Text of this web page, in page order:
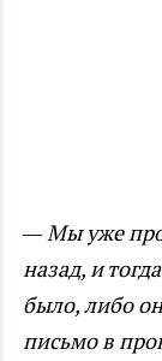
— Мы уже
назад, и
было, либо
письмо в